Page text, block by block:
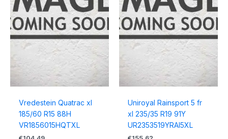
Vredestein Quatrac xl
185/60 R15 88H
VR1856015HQTXL
Uniroyal Rainsport 5 fr
xl 235/35 R19 91Y
UR2353519YRAI5XL